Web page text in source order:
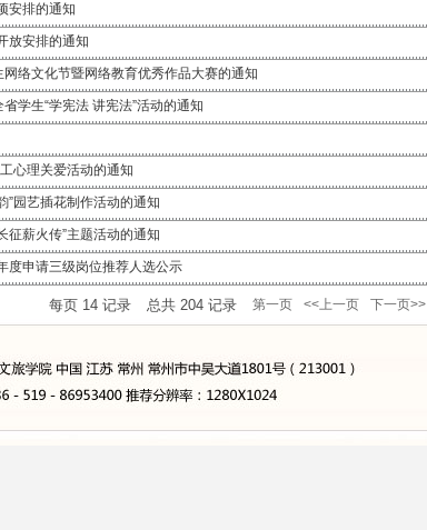
安排的通知
放安排的通知
络文化节暨网络教育优秀作品大赛的通知
学生“学宪法 讲宪法”活动的通知
心理关爱活动的通知
”园艺插花制作活动的通知
征薪火传”主题活动的通知
度申请三级岗位推荐人选公示
每页 14记录 总共 204记录 第一页 <<上一页 下一页>>